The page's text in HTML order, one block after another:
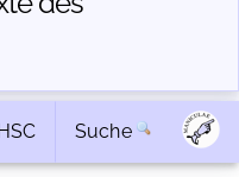
Suche